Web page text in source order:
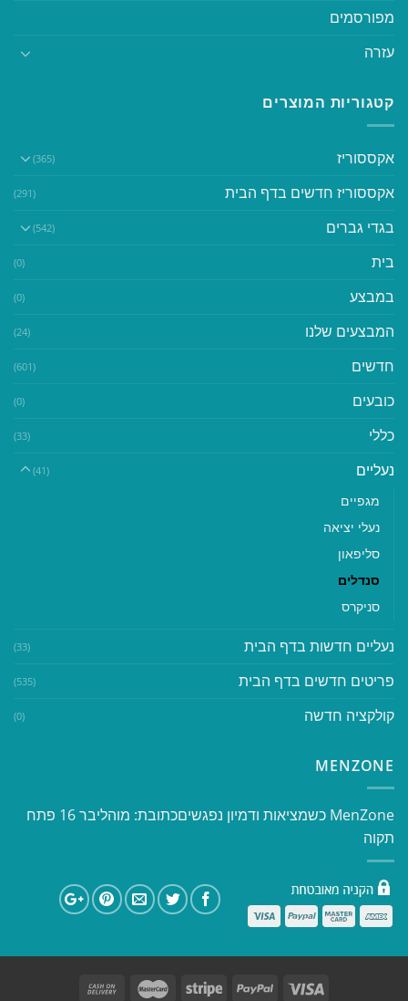
מפורסמים
עזרה
קטגוריות המוצרים
אקססוריז (365)
אקססוריז חדשים בדף הבית (291)
בגדי גברים (542)
בית (0)
במבצע (0)
המבצעים שלנו (24)
חדשים (601)
כובעים (0)
כללי (33)
נעליים (41)
מגפיים
נעלי יציאה
סליפאון
סנדלים
סניקרס
נעליים חדשות בדף הבית (33)
פריטים חדשים בדף הבית (535)
קולקציה חדשה (0)
MENZONE
​​MenZone כשמציאות ודמיון נפגשים​ כתובת: מוהליבר 16 פתח
תקוה